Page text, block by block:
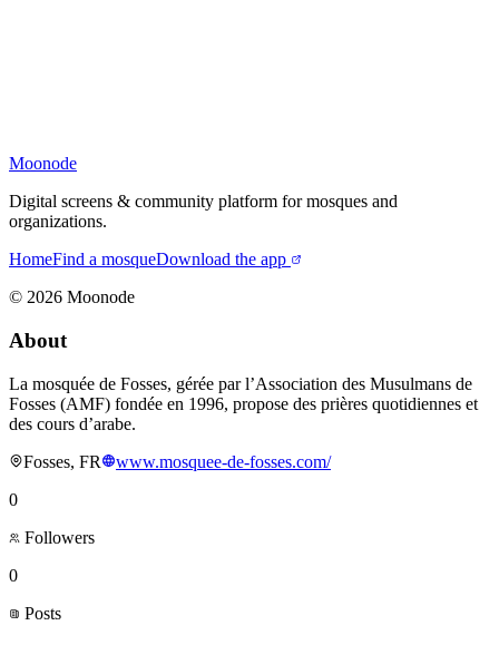
Moonode
Digital screens & community platform for mosques and
organizations.
HomeFind a mosqueDownload the app
© 2026 Moonode
About
La mosquée de Fosses, gérée par l’Association des Musulmans de
Fosses (AMF) fondée en 1996, propose des prières quotidiennes et
des cours d’arabe.
Fosses, FR
www.mosquee-de-fosses.com/
0
Followers
0
Posts